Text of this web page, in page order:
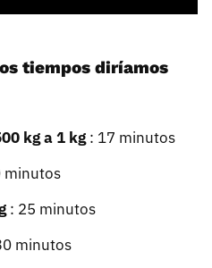
tiempos diríamos
kg a 1 kg: 17 minutos
minutos
: 25 minutos
minutos